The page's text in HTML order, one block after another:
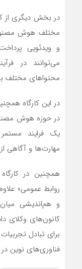
در بخش دیگری از
مختلف هوش
و ویدئویی
می‌توانند در
محتوا‌های مختلف
در این کارگاه
در حوزه هوش
یک فرایند
مهارت‌ها و آگاهی
همچنین در
روابط عمومی»
و هم‌اندیشی
کانون‌های وکلای
برای تبادل
فناوری‌های نوین در